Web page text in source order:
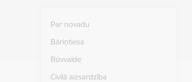
Par novadu
Bāriņtiesa
Būvvalde
Civilā aizsardzība